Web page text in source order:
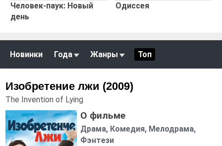
Человек-паук: Новый
день
Одиссея
Новинки Года Жанры Топ
Изобретение лжи (2009)
The Invention of Lying
О фильме
Драма, Комедия, Мелодрама,
Фэнтези